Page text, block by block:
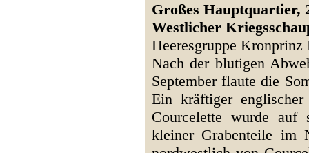
Großes Hauptquartier,
Westlicher
Heeresgruppe
Nach der blutigen
September flaute die
Ein kräftiger
Courcelette wurde auf
kleiner Grabenteile im